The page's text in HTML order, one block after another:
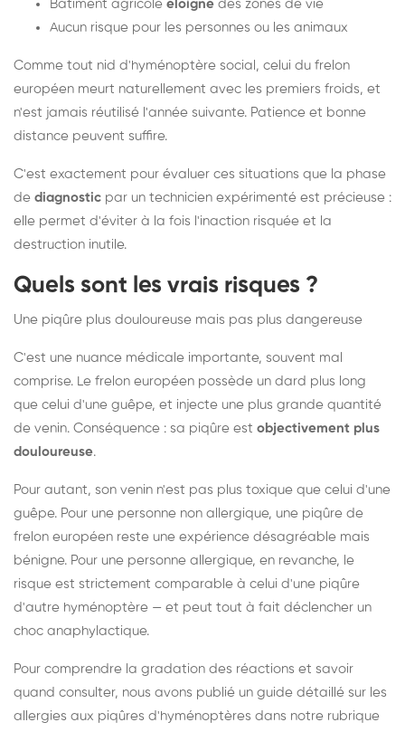
Bâtiment agricole éloigné des zones de vie
Aucun risque pour les personnes ou les animaux
Comme tout nid d'hyménoptère social, celui du frelon
européen meurt naturellement avec les premiers froids, et
n'est jamais réutilisé l'année suivante. Patience et bonne
distance peuvent suffire.
C'est exactement pour évaluer ces situations que la phase
de diagnostic par un technicien expérimenté est précieuse :
elle permet d'éviter à la fois l'inaction risquée et la
destruction inutile.
Quels sont les vrais risques ?
Une piqûre plus douloureuse mais pas plus dangereuse
C'est une nuance médicale importante, souvent mal
comprise. Le frelon européen possède un dard plus long
que celui d'une guêpe, et injecte une plus grande quantité
de venin. Conséquence : sa piqûre est objectivement plus
douloureuse.
Pour autant, son venin n'est pas plus toxique que celui d'une
guêpe. Pour une personne non allergique, une piqûre de
frelon européen reste une expérience désagréable mais
bénigne. Pour une personne allergique, en revanche, le
risque est strictement comparable à celui d'une piqûre
d'autre hyménoptère — et peut tout à fait déclencher un
choc anaphylactique.
Pour comprendre la gradation des réactions et savoir
quand consulter, nous avons publié un guide détaillé sur les
allergies aux piqûres d'hyménoptères dans notre rubrique